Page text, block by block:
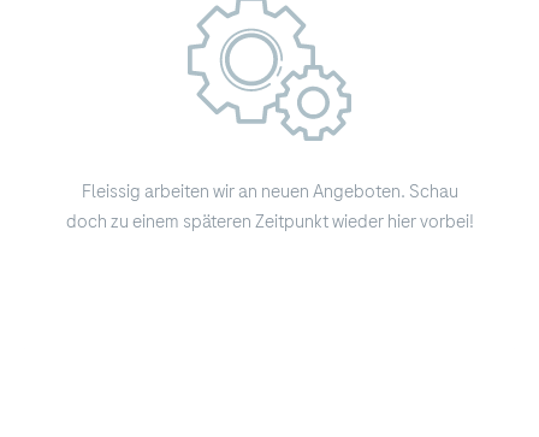
Fleissig arbeiten wir an neuen Angeboten. Schau
doch zu einem späteren Zeitpunkt wieder hier vorbei!